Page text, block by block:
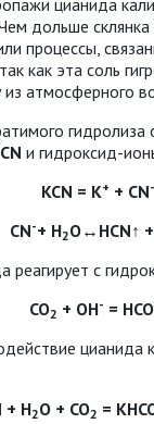
цианида
дольше
процессы,
как эта соль
из атмосферного
гидролиза
и гидроксид-
KCN = К+ + CN-
CN-+ Н2О↔HCN↑
реагирует с
СО2 + ОН- = НСО
цианида
+ Н2О + СО2 =